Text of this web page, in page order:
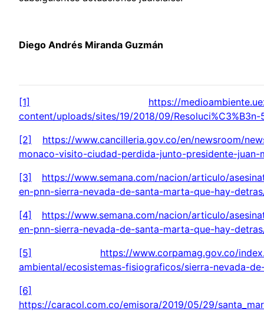
Diego Andrés Miranda Guzmán
[1]
https://
content/uploads/sites/19/2018/09/
[2]
https://www.cancilleria.gov.co/en/newsroom/
monaco-visito-ciudad-perdida-junto-presidente-juan-
[3]
https://www.semana.com/nacion/articulo/
en-pnn-sierra-nevada-de-santa-marta-que-hay-
[4]
https://www.semana.com/nacion/articulo/
en-pnn-sierra-nevada-de-santa-marta-que-hay-
[5]
https://www.corpamag.gov.co/
ambiental/ecosistemas-fisiograficos/sierra-nevada-
[6]
https://caracol.com.co/emisora/2019/05/29/